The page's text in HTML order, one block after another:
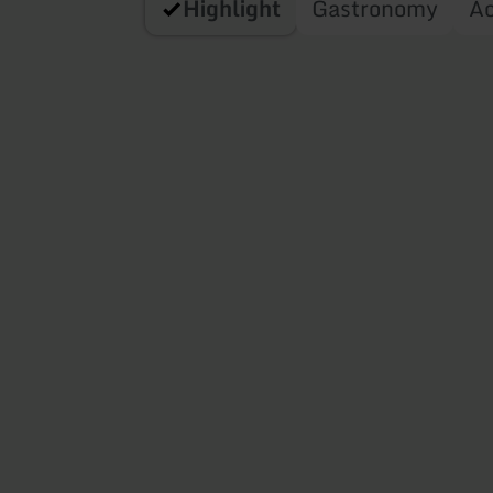
Highlight Gastronomy